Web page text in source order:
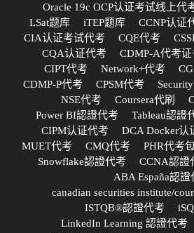
Oracle 19c OCP认证考试线上代
LSat题库
iTEP题库 CCNP认证
CIA认证考试代考
CQE代考
CQA认证代考
CDMP-A代考证
CIPT代考
Network+代考
CDMP-P代考
CPSM代考
NSE代考
Coursera代刷
Power BI認證代考
Tableau認證
CIPM认证代考
DCA Docker认
MUET代考
CMQ代考 PHR代考
Snowflake認證代考
CCNA認證
ABA España認證
canadian securities institute/
ISTQB®認證代考
LinkedIn Learning 認證代考